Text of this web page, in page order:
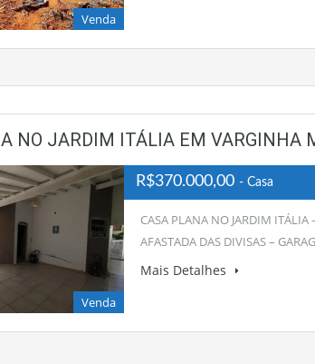
Venda
NO JARDIM ITÁLIA EM VARGINHA
Venda
R$370.000,00 - Casa
CASA PLANA NO JARDIM
AFASTADA DAS DIVISAS –
Mais Detalhes